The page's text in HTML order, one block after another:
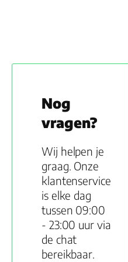
Nog
vragen?
Wij helpen je
graag. Onze
klantenservice
is elke dag
tussen 09:00
- 23:00 uur via
de chat
bereikbaar.